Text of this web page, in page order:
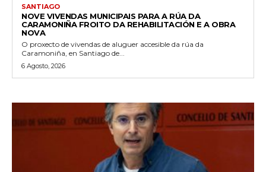
SANTIAGO
NOVE VIVENDAS MUNICIPAIS PARA A RÚA DA
CARAMONIÑA FROITO DA REHABILITACIÓN E A OBRA
NOVA
O proxecto de vivendas de aluguer accesible da rúa da
Caramoniña, en Santiago de...
6 Agosto, 2026